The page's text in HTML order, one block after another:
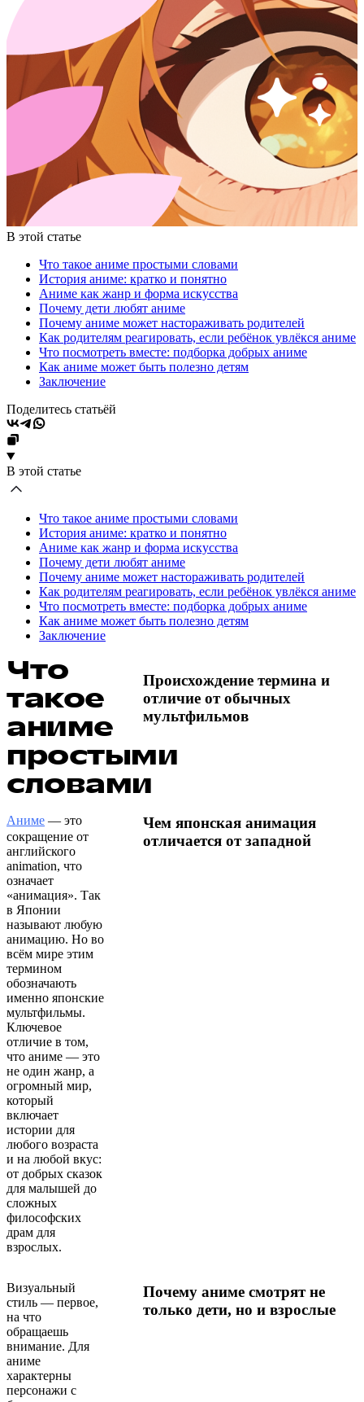
В этой статье
Что такое аниме простыми словами
История аниме: кратко и понятно
Аниме как жанр и форма искусства
Почему дети любят аниме
Почему аниме может настораживать родителей
Как родителям реагировать, если ребёнок увлёкся аниме
Что посмотреть вместе: подборка добрых аниме
Как аниме может быть полезно детям
Заключение
Поделитесь статьёй
В этой статье
Что такое аниме простыми словами
История аниме: кратко и понятно
Аниме как жанр и форма искусства
Почему дети любят аниме
Почему аниме может настораживать родителей
Как родителям реагировать, если ребёнок увлёкся аниме
Что посмотреть вместе: подборка добрых аниме
Как аниме может быть полезно детям
Заключение
Что
такое
аниме
простыми
словами
Происхождение термина и
отличие от обычных
мультфильмов
Аниме — это
сокращение от
английского
animation, что
означает
«анимация». Так
в Японии
называют любую
анимацию. Но во
всём мире этим
термином
обозначають
именно японские
мультфильмы.
Ключевое
отличие в том,
что аниме — это
не один жанр, а
огромный мир,
который
включает
истории для
любого возраста
и на любой вкус:
от добрых сказок
для малышей до
сложных
философских
драм для
взрослых.
Чем японская анимация
отличается от западной
Визуальный
стиль — первое,
на что
обращаешь
внимание. Для
аниме
характерны
персонажи с
Почему аниме смотрят не
только дети, но и взрослые